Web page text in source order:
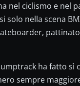
nel ciclismo e nel
solo nella scena
ha fatto sì
sempre